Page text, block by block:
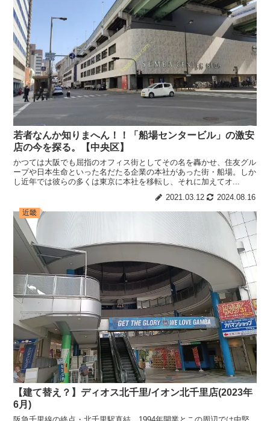
若者なんか知りまへん！！「船場センタービル」の激安
店の今を探る。【中央区】
かつては大阪でも屈指のオフィス街としてその名を轟かせ、住友グル
ープや日本生命といった名だたる企業の本社があった街・船場。しか
し近年では彼らの多くは東京に本社を移転し、それに加えてオ...
2021.03.12
2024.08.16
近畿
【建て替え？】ディオス北千里/イオン北千里店(2023年
6月)